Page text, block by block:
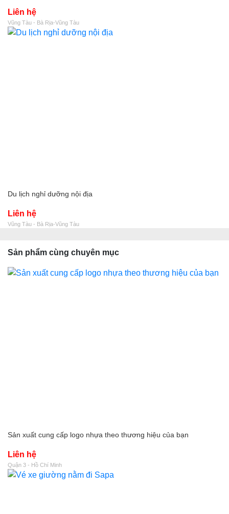
Liên hệ
Vũng Tàu - Bà Rịa-Vũng Tàu
Du lịch nghỉ dưỡng nội địa
Liên hệ
Vũng Tàu - Bà Rịa-Vũng Tàu
Sản phẩm cùng chuyên mục
Sản xuất cung cấp logo nhựa theo thương hiệu của bạn
Liên hệ
Quận 3 - Hồ Chí Minh